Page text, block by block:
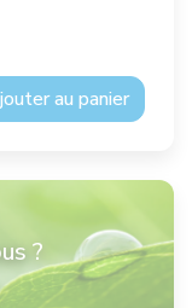
au panier
?